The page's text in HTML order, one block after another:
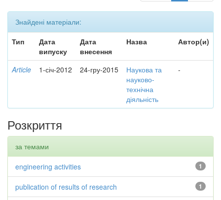
Знайдені матеріали:
Тип
Дата
випуску
Дата
внесення
Назва Автор(и)
Article 1-січ-2012 24-гру-2015
Наукова та
науково-
технічна
діяльність
-
Розкриття
за темами
1
engineering activities
1
publication of results of research